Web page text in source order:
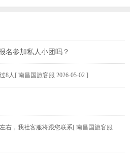
名参加私人小团吗？
8人[ 南昌国旅客服 2026-05-02 ]
右，我社客服将跟您联系[ 南昌国旅客服